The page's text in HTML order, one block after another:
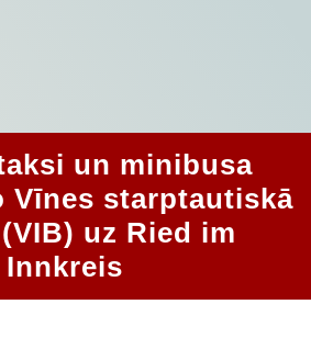
un minibusa
Vīnes starptautiskā
uz Ried im
Innkreis